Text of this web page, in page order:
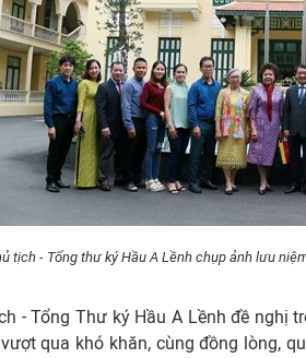
tịch - Tổng thư ký Hầu A Lềnh chụp ảnh lưu
- Tổng Thư ký Hầu A Lềnh đề nghị
qua khó khăn, cùng đồng lòng,